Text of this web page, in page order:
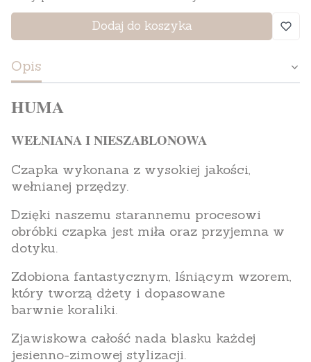
Dodaj do koszyka
Opis
HUMA
WEŁNIANA I NIESZABLONOWA
Czapka wykonana z wysokiej jakości,
wełnianej przędzy.
Dzięki naszemu starannemu procesowi
obróbki czapka jest miła oraz przyjemna w
dotyku.
Zdobiona fantastycznym, lśniącym wzorem,
który tworzą dżety i dopasowane
barwnie koraliki.
Zjawiskowa całość nada blasku każdej
jesienno-zimowej stylizacji.